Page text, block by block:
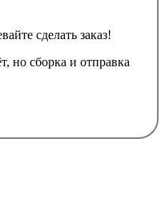
сделать заказ!
но сборка и отправка